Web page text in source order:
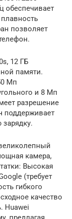
обеспечивает
позволяет
12 ГБ
памяти.
Мп
и 8 Мп
разрешение
поддерживает
камера,
Высокая
(требует
гибкого
качество
Huawei